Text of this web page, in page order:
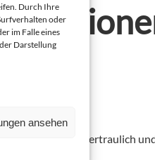
Durch Ihre
oder
im Falle eines
Darstellung
ansehen
Daten vertraulich